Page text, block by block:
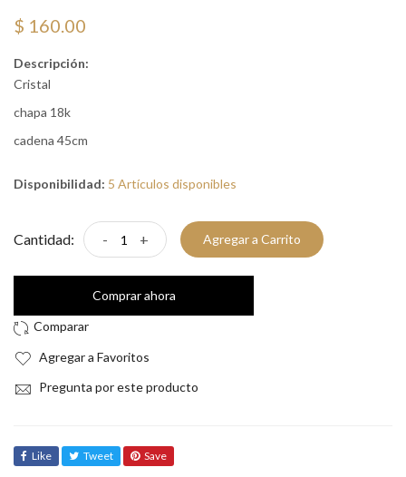
$ 160.00
Descripción:
Cristal
chapa 18k
cadena 45cm
Disponibilidad: 5 Artículos disponibles
Cantidad: - + Agregar a Carrito
Comprar ahora
Agregar a Favoritos
Pregunta por este producto
Like Tweet Save